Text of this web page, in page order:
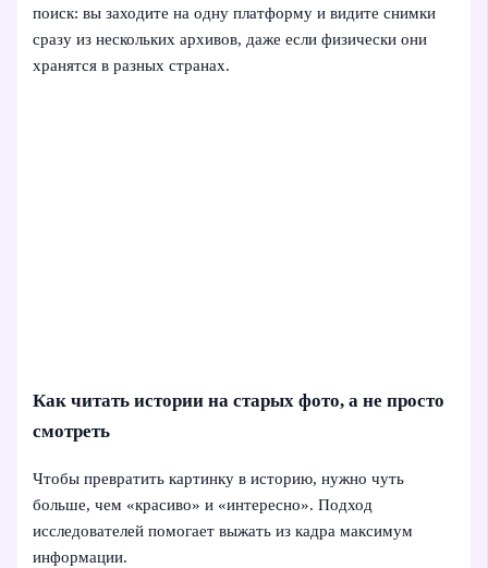
поиск: вы заходите на одну платформу и видите снимки
сразу из нескольких архивов, даже если физически они
хранятся в разных странах.
Как читать истории на старых фото, а не просто
смотреть
Чтобы превратить картинку в историю, нужно чуть
больше, чем «красиво» и «интересно». Подход
исследователей помогает выжать из кадра максимум
информации.